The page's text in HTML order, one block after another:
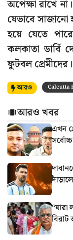
অপেক্ষা রাখে
যেভাবে সাজানো
হয়ে যেতে
কলকাতা ডার্বি
ফুটবল প্রেমীদের।
আরও Calcutta
আরও খবর
এখন
“যারা